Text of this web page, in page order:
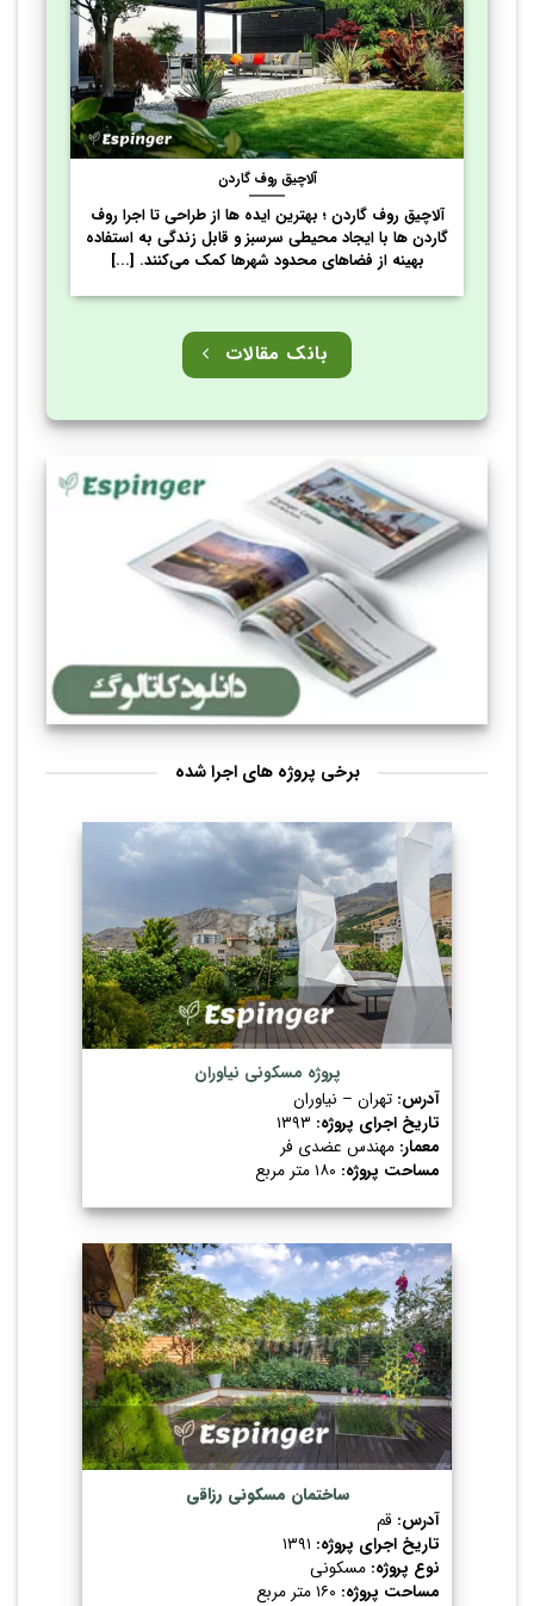
آلاچیق روف گاردن
آلاچیق روف گاردن ؛ بهترین ایده ها از طراحی تا اجرا روف
گاردن ها با ایجاد محیطی سرسبز و قابل زندگی به استفاده
بهینه از فضاهای محدود شهرها کمک می‌کنند. [...]
بانک مقالات
برخی پروژه های اجرا شده
پروژه مسکونی نیاوران
آدرس: تهران – نیاوران
تاریخ اجرای پروژه: ۱۳۹۳
معمار: مهندس عضدی فر
مساحت پروژه:
ساختمان مسکونی رزاقی
آدرس: قم
تاریخ اجرای پروژه:
نوع پروژه: مسکونی
مساحت پروژه: